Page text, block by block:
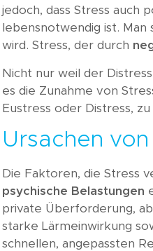
jedoch, dass Stress auch
lebensnotwendig ist. Man
wird. Stress, der durch
Nicht nur weil der
es die Zunahme von
Eustress oder Distress,
Ursachen
Die Faktoren, die Stress
psychische Belastungen
private Überforderung,
starke Lärmeinwirkung
schnellen, angepassten